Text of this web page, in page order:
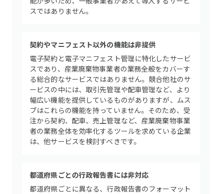
スではありません。
契約やマニフェスト以外の機能は非提供
電子契約と電子マニフェスト管理に特化したサービ
スであり、産業廃棄物事業者の業務全般をカバーす
る総合的なサービスではありません。競合他社のサ
ービスの中には、取引先管理や配車管理など、より
幅広い機能を提供しているものがありますが、ムス
ブはこれらの機能を持っていません。そのため、受
注から契約、配車、売上管理など、産業廃棄物事業
者の業務全体を効率化するツールを求めている企業
は、他サービスを検討すべきです。
都道府県ごとの行政報告書には非対応
都道府県ごとに異なる、行政報告書のフォーマット